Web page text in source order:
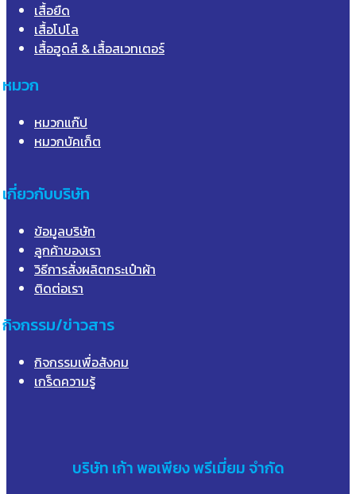
เสื้อยืด
เสื้อโปโล
เสื้อฮูดส์ & เสื้อสเวทเตอร์
หมวก
หมวกแก๊ป
หมวกบัคเก็ต
เกี่ยวกับบริษัท
ข้อมูลบริษัท
ลูกค้าของเรา
วิธีการสั่งผลิตกระเป๋าผ้า
ติดต่อเรา
กิจกรรม/ข่าวสาร
กิจกรรมเพื่อสังคม
เกร็ดความรู้
บริษัท เก้าพอเพียง พรีเมี่ยม จำกัด